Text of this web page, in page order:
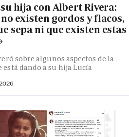
hija con Albert Rivera:
existen gordos y flacos,
sepa ni que existen estas
sobre algunos aspectos de la
está dando a su hija Lucía